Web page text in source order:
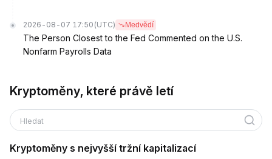
2026-08-07 17:50 (UTC) Medvědí
The Person Closest to the Fed Commented on the U.S.
Nonfarm Payrolls Data
Kryptoměny, které právě letí
Hledat
Kryptoměny s nejvyšší tržní kapitalizací